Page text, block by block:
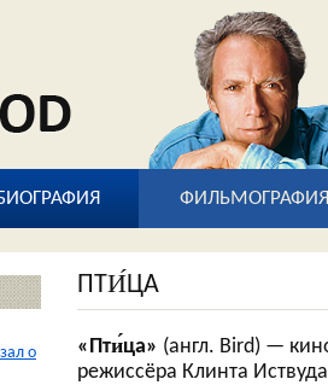
ФИЛЬМОГРАФИЯ
о
ПТИ́ЦА
«Пти́ца» (англ. Bird) —
режиссёра Клинта